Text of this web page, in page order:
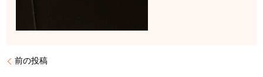
前の投稿